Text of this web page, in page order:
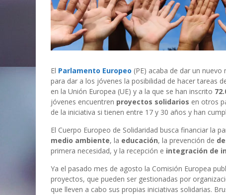
El Parlamento Europeo (PE) acaba de dar un nuevo
para dar a los jóvenes la posibilidad de hacer tareas
en la Unión Europea (UE) y a la que se han inscrito
jóvenes encuentren proyectos solidarios en otros
de la iniciativa si tienen entre 17 y 30 años y han
El Cuerpo Europeo de Solidaridad busca financiar la
medio ambiente, la educación, la prevención de
primera necesidad, y la recepción e integración de
Ya el pasado mes de agosto la Comisión Europea
proyectos, que pueden ser gestionadas por
que lleven a cabo sus propias iniciativas solidarias.